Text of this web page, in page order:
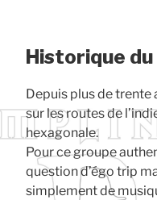
Historique
Depuis plus de
sur les routes de
hexagonale.
Pour ce groupe
question d’égo trip
simplement de